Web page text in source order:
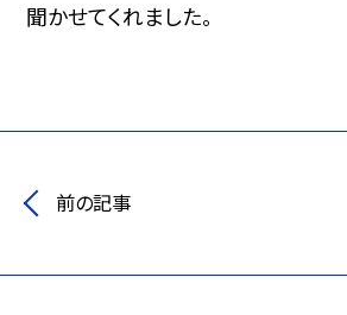
聞かせてくれました。
前の記事